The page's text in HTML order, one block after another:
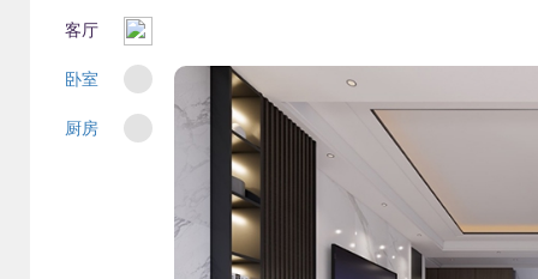
客厅
卧室
厨房